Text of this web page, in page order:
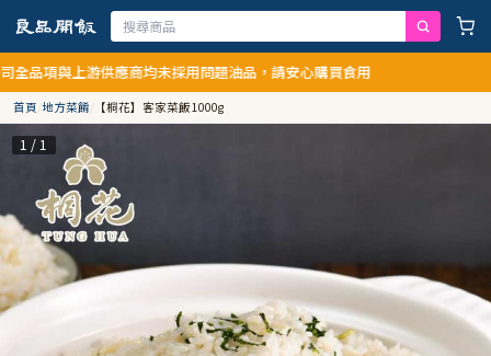
應商均未採用問題油品，請安心購買食用
首頁/地方菜餚/ 【桐花】客家菜飯1000g
1 / 1